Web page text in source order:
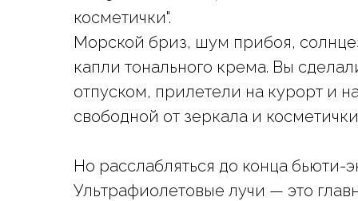
косметички".
Морской бриз, шум прибоя,
капли тонального крема. Вы
отпуском, прилетели на курорт и
свободной от зеркала и
Но расслабляться до конца
Ультрафиолетовые лучи — это